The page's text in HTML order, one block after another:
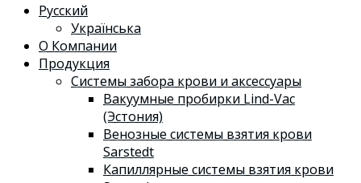
Русский
Українська
О Компании
Продукция
Системы забора крови и аксессуары
Вакуумные пробирки Lind-Vac
(Эстония)
Венозные системы взятия крови
Sarstedt
Капиллярные системы взятия крови